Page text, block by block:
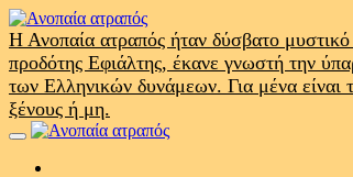
Skip
to
content
Η Ανοπαία ατραπός ήταν δύσβατο
προδότης Εφιάλτης, έκανε γνωστή την
των Ελληνικών δυνάμεων. Για μένα είναι
ξένους ή μη.
Primary